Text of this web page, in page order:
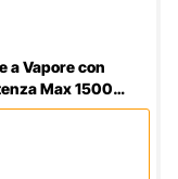
a Vapore con
Max 1500